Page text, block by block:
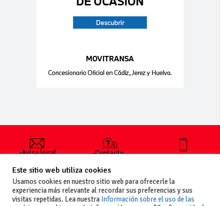
-Aviso legal
generales
de uso
-Política de
-Contacto
publicar un
anuncio
-Vende+
+34 627 35
Este sitio web utiliza cookies
Usamos cookies en nuestro sitio web para ofrecerle la
experiencia más relevante al recordar sus preferencias y sus
visitas repetidas. Lea nuestra Información sobre el uso de las